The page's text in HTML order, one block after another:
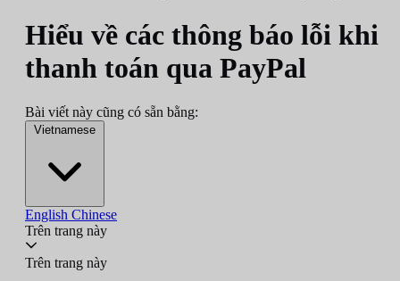
Hiểu về các thông báo lỗi khi
thanh toán qua PayPal
Bài viết này cũng có sẵn bằng:
Vietnamese
English Chinese
Trên trang này
Trên trang này